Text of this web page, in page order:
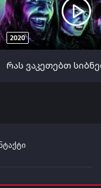
2020